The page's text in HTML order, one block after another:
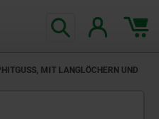
MIT LANGLÖCHERN UND